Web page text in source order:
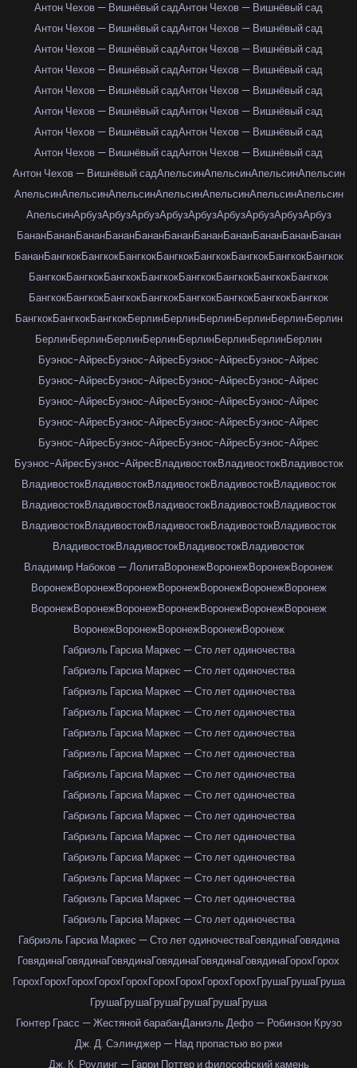
Антон Чехов — Вишнёвый садАнтон Чехов — Вишнёвый сад
Антон Чехов — Вишнёвый садАнтон Чехов — Вишнёвый сад
Антон Чехов — Вишнёвый садАнтон Чехов — Вишнёвый сад
Антон Чехов — Вишнёвый садАнтон Чехов — Вишнёвый сад
Антон Чехов — Вишнёвый садАнтон Чехов — Вишнёвый сад
Антон Чехов — Вишнёвый садАнтон Чехов — Вишнёвый сад
Антон Чехов — Вишнёвый садАнтон Чехов — Вишнёвый сад
Антон Чехов — Вишнёвый садАнтон Чехов — Вишнёвый сад
Антон Чехов — Вишнёвый садАпельсинАпельсинАпельсинАпельсин
АпельсинАпельсинАпельсинАпельсинАпельсинАпельсинАпельсин
АпельсинАрбузАрбузАрбузАрбузАрбузАрбузАрбузАрбузАрбуз
БананБананБананБананБананБананБананБананБананБананБанан
БананБангкокБангкокБангкокБангкокБангкокБангкокБангкокБангкок
БангкокБангкокБангкокБангкокБангкокБангкокБангкокБангкок
БангкокБангкокБангкокБангкокБангкокБангкокБангкокБангкок
БангкокБангкокБангкокБерлинБерлинБерлинБерлинБерлинБерлин
БерлинБерлинБерлинБерлинБерлинБерлинБерлинБерлин
Буэнос-АйресБуэнос-АйресБуэнос-АйресБуэнос-Айрес
Буэнос-АйресБуэнос-АйресБуэнос-АйресБуэнос-Айрес
Буэнос-АйресБуэнос-АйресБуэнос-АйресБуэнос-Айрес
Буэнос-АйресБуэнос-АйресБуэнос-АйресБуэнос-Айрес
Буэнос-АйресБуэнос-АйресБуэнос-АйресБуэнос-Айрес
Буэнос-АйресБуэнос-АйресВладивостокВладивостокВладивосток
ВладивостокВладивостокВладивостокВладивостокВладивосток
ВладивостокВладивостокВладивостокВладивостокВладивосток
ВладивостокВладивостокВладивостокВладивостокВладивосток
ВладивостокВладивостокВладивостокВладивосток
Владимир Набоков — ЛолитаВоронежВоронежВоронежВоронеж
ВоронежВоронежВоронежВоронежВоронежВоронежВоронеж
ВоронежВоронежВоронежВоронежВоронежВоронежВоронеж
ВоронежВоронежВоронежВоронежВоронеж
Габриэль Гарсиа Маркес — Сто лет одиночества
Габриэль Гарсиа Маркес — Сто лет одиночества
Габриэль Гарсиа Маркес — Сто лет одиночества
Габриэль Гарсиа Маркес — Сто лет одиночества
Габриэль Гарсиа Маркес — Сто лет одиночества
Габриэль Гарсиа Маркес — Сто лет одиночества
Габриэль Гарсиа Маркес — Сто лет одиночества
Габриэль Гарсиа Маркес — Сто лет одиночества
Габриэль Гарсиа Маркес — Сто лет одиночества
Габриэль Гарсиа Маркес — Сто лет одиночества
Габриэль Гарсиа Маркес — Сто лет одиночества
Габриэль Гарсиа Маркес — Сто лет одиночества
Габриэль Гарсиа Маркес — Сто лет одиночества
Габриэль Гарсиа Маркес — Сто лет одиночества
Габриэль Гарсиа Маркес — Сто лет одиночестваГовядинаГовядина
ГовядинаГовядинаГовядинаГовядинаГовядинаГовядинаГорохГорох
ГорохГорохГорохГорохГорохГорохГорохГорохГорохГрушаГрушаГруша
ГрушаГрушаГрушаГрушаГрушаГруша
Гюнтер Грасс — Жестяной барабанДаниэль Дефо — Робинзон Крузо
Дж. Д. Сэлинджер — Над пропастью во ржи
Дж. К. Роулинг — Гарри Поттер и философский камень